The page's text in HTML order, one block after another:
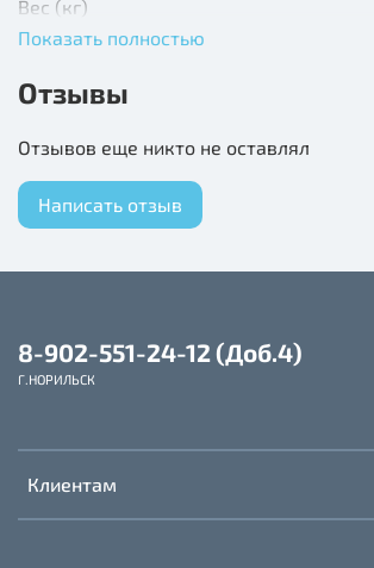
Вес (кг)
Сут.норма (г) при активности
1-3 часа
<1 часа
1-5
5-10
110-175
10-15
Показать полностью
Отзывы
Отзывов еще никто не оставлял
Написать отзыв
Клиентам
8-902-551-24-12 (Доб.4)
Г.НОРИЛЬСК